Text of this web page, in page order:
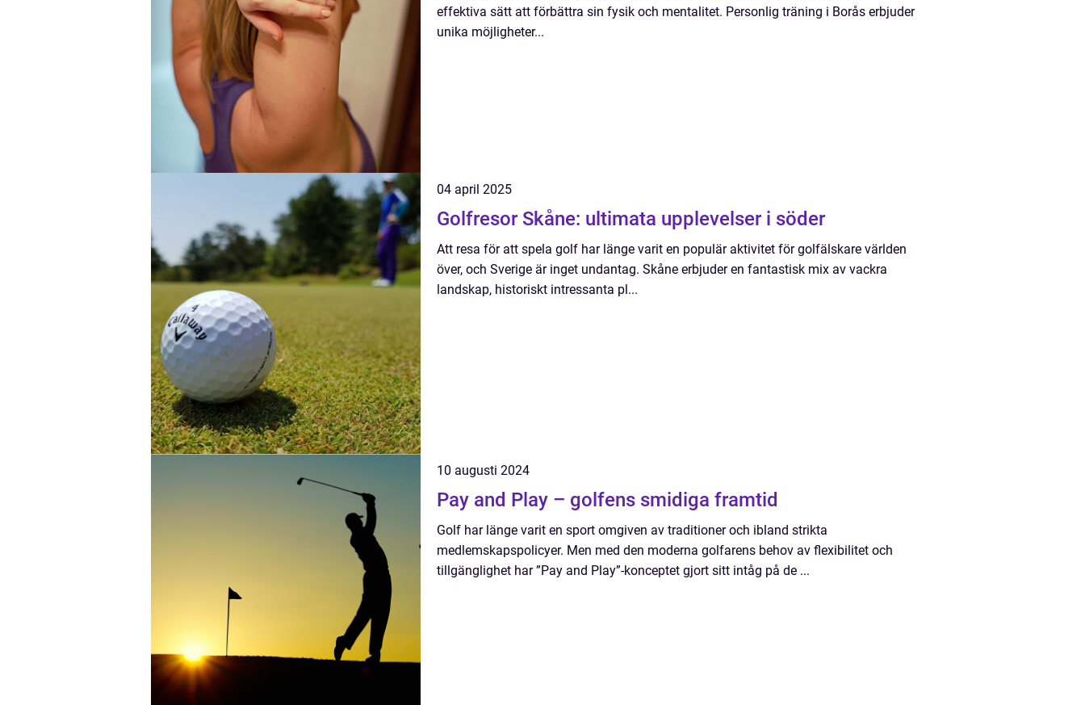
effektiva sätt att förbättra sin fysik och mentalitet. Personlig träning i Borås erbjuder
unika möjligheter...
04 april 2025
Golfresor Skåne: ultimata upplevelser i söder
Att resa för att spela golf har länge varit en populär aktivitet för golfälskare världen
över, och Sverige är inget undantag. Skåne erbjuder en fantastisk mix av vackra
landskap, historiskt intressanta pl...
10 augusti 2024
Pay and Play – golfens smidiga framtid
Golf har länge varit en sport omgiven av traditioner och ibland strikta
medlemskapspolicyer. Men med den moderna golfarens behov av flexibilitet och
tillgänglighet har ”Pay and Play”-konceptet gjort sitt intåg på de ...